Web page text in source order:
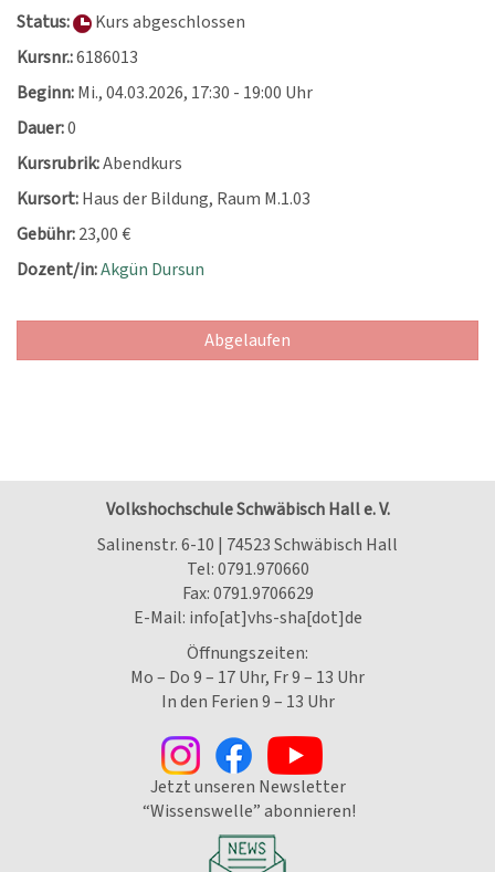
Status:
Kurs abgeschlossen
Kursnr.:6186013
Beginn:Mi., 04.03.2026, 17:30 - 19:00 Uhr
Dauer:0
Kursrubrik:Abendkurs
Kursort:Haus der Bildung, Raum M.1.03
Gebühr:23,00 €
Dozent/in:Akgün Dursun
Abgelaufen
Volkshochschule Schwäbisch Hall e. V.
Salinenstr. 6-10 | 74523 Schwäbisch Hall
Tel:0791.970660
Fax: 0791.9706629
E-Mail: info[at]vhs-sha[dot]de
Öffnungszeiten:
Mo – Do 9 – 17 Uhr, Fr 9 – 13 Uhr
In den Ferien 9 – 13 Uhr
Jetzt unseren Newsletter
“Wissenswelle” abonnieren!